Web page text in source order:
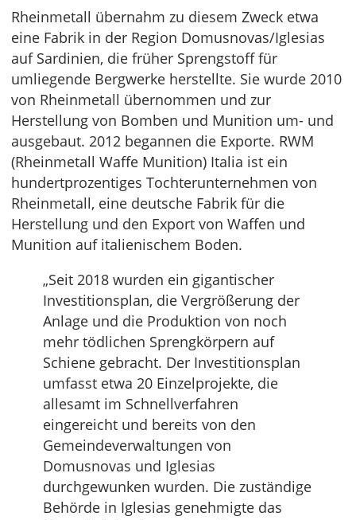
Rheinmetall übernahm zu diesem Zweck etwa
eine Fabrik in der Region Domusnovas/Iglesias
auf Sardinien, die früher Sprengstoff für
umliegende Bergwerke herstellte. Sie wurde 2010
von Rheinmetall übernommen und zur
Herstellung von Bomben und Munition um- und
ausgebaut. 2012 begannen die Exporte. RWM
(Rheinmetall Waffe Munition) Italia ist ein
hundertprozentiges Tochterunternehmen von
Rheinmetall, eine deutsche Fabrik für die
Herstellung und den Export von Waffen und
Munition auf italienischem Boden.
„Seit 2018 wurden ein gigantischer
Investitionsplan, die Vergrößerung der
Anlage und die Produktion von noch
mehr tödlichen Sprengkörpern auf
Schiene gebracht. Der Investitionsplan
umfasst etwa 20 Einzelprojekte, die
allesamt im Schnellverfahren
eingereicht und bereits von den
Gemeindeverwaltungen von
Domusnovas und Iglesias
durchgewunken wurden. Die zuständige
Behörde in Iglesias genehmigte das